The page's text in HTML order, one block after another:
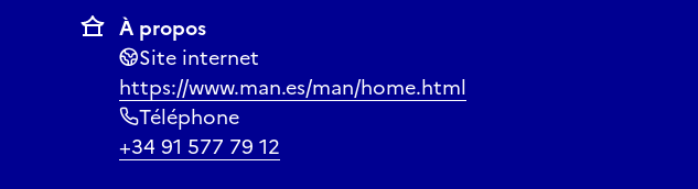
À propos
Site internet
https://www.man.es/man/home.html
Téléphone
+34 91 577 79 12